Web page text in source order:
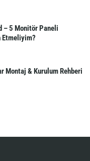
– 5 Monitör Paneli
Etmeliyim?
Montaj & Kurulum Rehberi